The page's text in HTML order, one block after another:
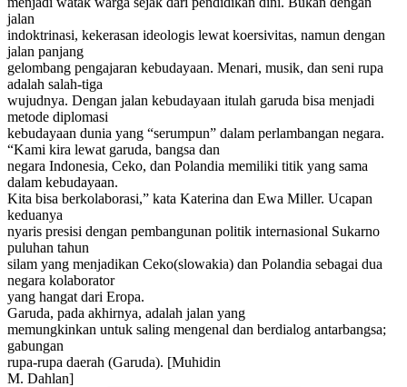
jalan
indoktrinasi, kekerasan ideologis lewat koersivitas, namun dengan
jalan panjang
gelombang pengajaran kebudayaan. Menari, musik, dan seni rupa
adalah salah-tiga
wujudnya. Dengan jalan kebudayaan itulah garuda bisa menjadi
metode diplomasi
kebudayaan dunia yang “serumpun” dalam perlambangan negara.
“Kami kira lewat garuda, bangsa dan
negara Indonesia, Ceko, dan Polandia memiliki titik yang sama
dalam kebudayaan.
Kita bisa berkolaborasi,” kata Katerina dan Ewa Miller. Ucapan
keduanya
nyaris presisi dengan pembangunan politik internasional Sukarno
puluhan tahun
silam yang menjadikan Ceko(slowakia) dan Polandia sebagai dua
negara kolaborator
yang hangat dari Eropa.
Garuda, pada akhirnya, adalah jalan yang
memungkinkan untuk saling mengenal dan berdialog antarbangsa;
gabungan
rupa-rupa daerah (Garuda). [Muhidin
M. Dahlan]